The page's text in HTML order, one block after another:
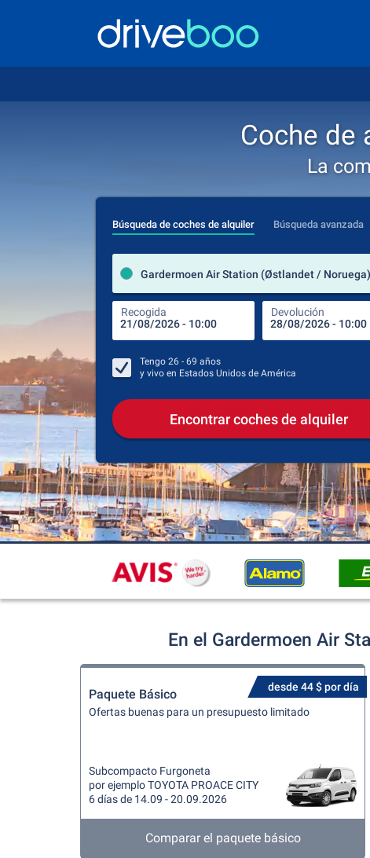
Coche de
La
Búsqueda de coches de alquiler Búsqueda avanzada
Gardermoen Air Station (Østlandet / Noruega)
Recogida Devolución
Tengo 26 - 69 años
y vivo en Estados Unidos de América
Encontrar coches de alquiler
En el Gardermoen Air
desde 44 $ por día
Paquete Básico
Ofertas buenas para un presupuesto limitado
Subcompacto Furgoneta
por ejemplo TOYOTA PROACE CITY
6 días de 14.09 - 20.09.2026
Comparar el paquete básico